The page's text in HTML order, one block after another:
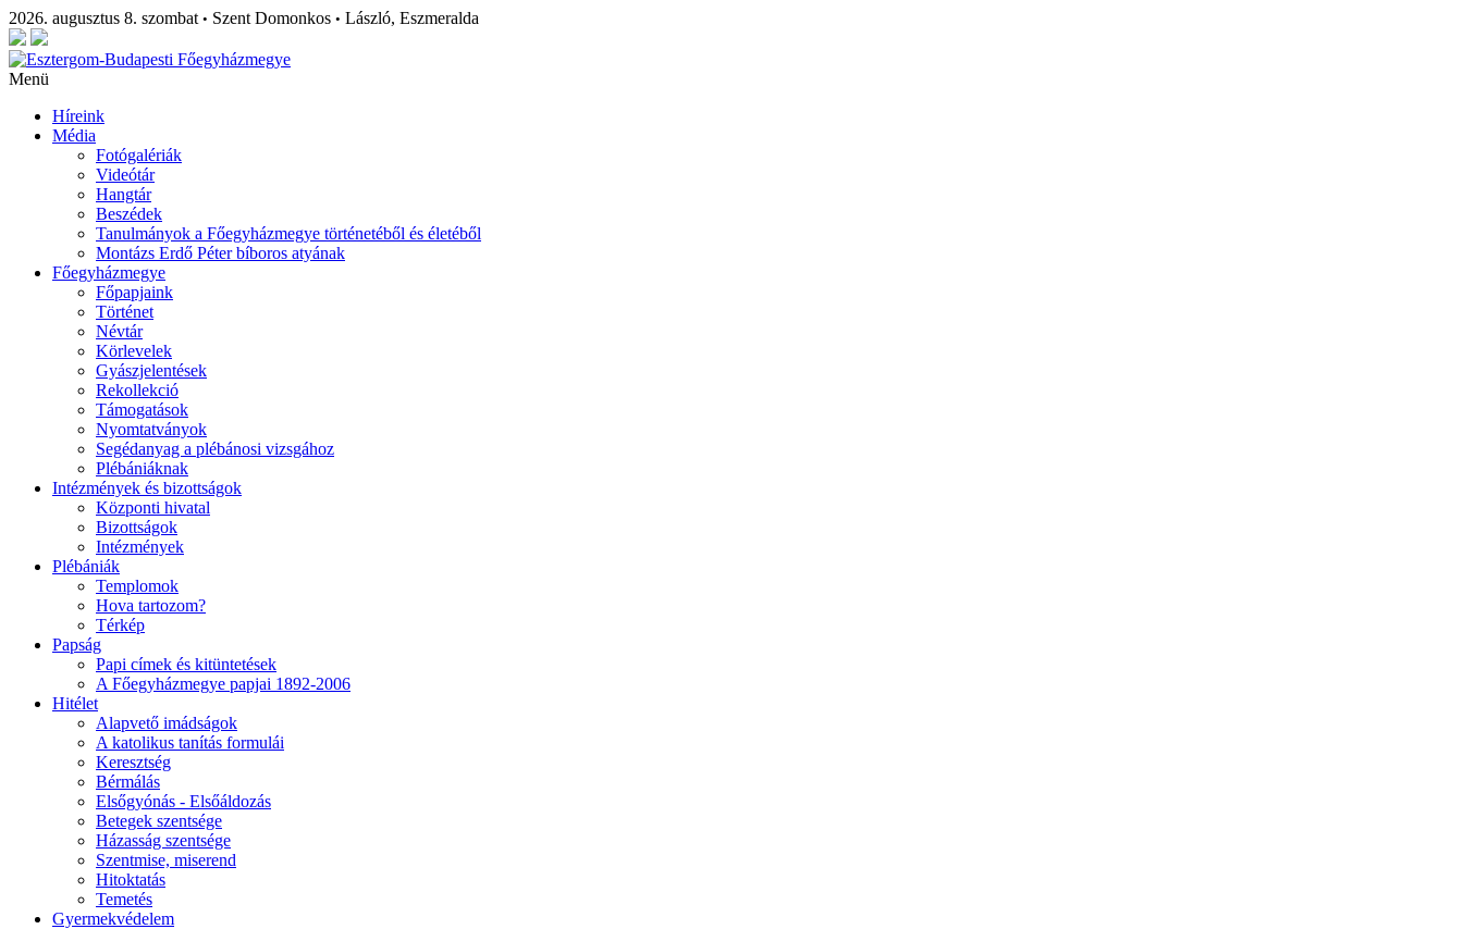
2026. augusztus 8. szombat • Szent Domonkos • László, Eszmeralda
Menü
Híreink
Média
Fotógalériák
Videótár
Hangtár
Beszédek
Tanulmányok a Főegyházmegye történetéből és életéből
Montázs Erdő Péter bíboros atyának
Főegyházmegye
Főpapjaink
Történet
Névtár
Körlevelek
Gyászjelentések
Rekollekció
Támogatások
Nyomtatványok
Segédanyag a plébánosi vizsgához
Plébániáknak
Intézmények és bizottságok
Központi hivatal
Bizottságok
Intézmények
Plébániák
Templomok
Hova tartozom?
Térkép
Papság
Papi címek és kitüntetések
A Főegyházmegye papjai 1892-2006
Hitélet
Alapvető imádságok
A katolikus tanítás formulái
Keresztség
Bérmálás
Elsőgyónás - Elsőáldozás
Betegek szentsége
Házasság szentsége
Szentmise, miserend
Hitoktatás
Temetés
Gyermekvédelem